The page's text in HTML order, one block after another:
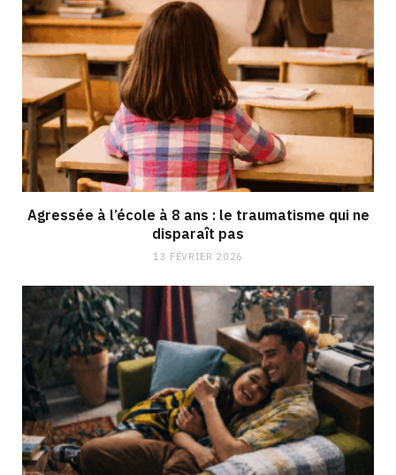
Agressée à l’école à 8 ans : le traumatisme qui ne
disparaît pas
13 FÉVRIER 2026